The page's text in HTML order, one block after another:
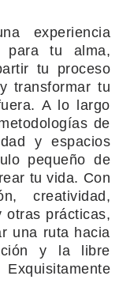
experiencia
para tu alma,
tu proceso
transformar tu
A lo largo
de
y espacios
pequeño de
tu vida. Con
creatividad,
otras prácticas,
una ruta hacia
y la libre